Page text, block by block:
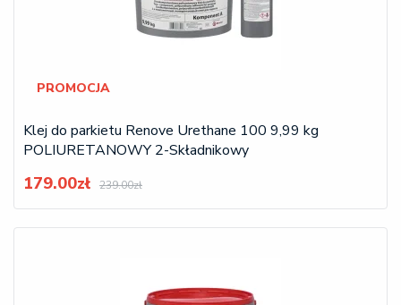
PROMOCJA
Klej do parkietu Renove Urethane 100 9,99 kg
POLIURETANOWY 2-Składnikowy
179.00zł 239.00zł